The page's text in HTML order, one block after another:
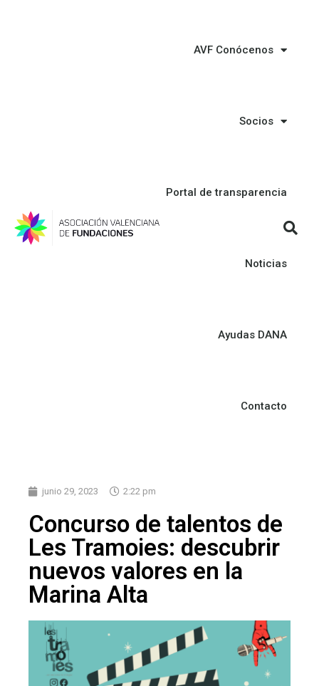
AVF Conócenos
Socios
Portal de transparencia
Noticias
Ayudas DANA
Contacto
junio 29, 2023 2:22 pm
Concurso de talentos de
Les Tramoies: descubrir
nuevos valores en la
Marina Alta